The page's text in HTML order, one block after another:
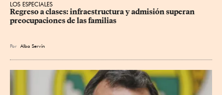
LOS ESPECIALES
Regreso a clases: infraestructura y admisión superan
preocupaciones de las familias
Por Alba Servín